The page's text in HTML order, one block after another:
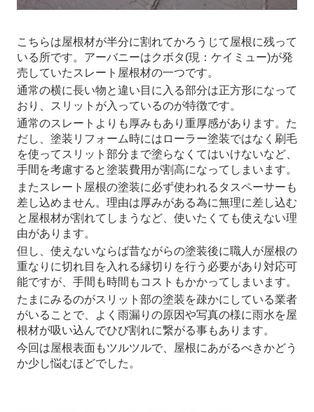
こちらは屋根材が半分に割れてかろうじて屋根に残って
いる所です。アーバニーはクボタ(現：ケイミュー)が発
売していたスレート屋根材の一つです。
通常の横に長い物と違い目に入る部分は正方形になって
おり、スリットが入っているのが特徴です。
通常のスレートよりも厚みもあり重厚感があります。た
だし、塗装リフォーム時にはローラー塗装ではなく刷毛
を使ってスリット部分まで塗らなくてはいけないなど、
手間を考慮すると塗装費用が割高になってしまいます。
またスレート屋根の塗装に必ず使われるタスペーサーも
差し込めません。理由は厚みがある為に無理に差し込む
と屋根材が割れてしまうなど、使いたくても使えない理
由があります。
但し、使えないならば昔ながらの塗装後に職人が屋根の
重なりに切れ目を入れる縁切りを行う必要があり対応可
能ですが、手間も時間もコストもかかってしまいます。
たまにみるのがスリット部の塗装を疎かにしている業者
がいることで、よく雨漏りの原因や写真の様に雨水を屋
根材が吸い込んでひび割れに繋がる事もあります。
今回は屋根表面もツルツルで、屋根にあがるべきかどう
か少し悩むほどでした。